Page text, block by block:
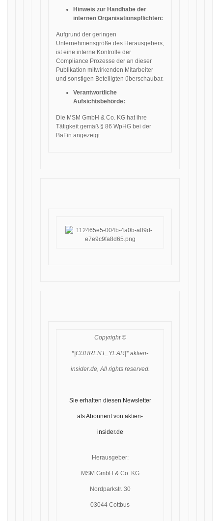
Hinweis zur Handhabe der
internen Organisationspflichten:
Aufgrund der geringen
Unternehmensgröße des Herausgebers,
ist eine interne Kontrolle der
Compliance Prozesse der an dieser
Publikation mitwirkenden Mitarbeiter
und sonstigen Beteiligten überschaubar.
Verantwortliche
Aufsichtsbehörde:
Die MSM GmbH & Co. KG hat ihre
Tätigkeit gemäß § 86 WpHG bei der
BaFin angezeigt
Copyright ©
*|CURRENT_YEAR|* aktien-
insider.de, All rights reserved.
Sie erhalten diesen Newsletter
als Abonnent von aktien-
insider.de
Herausgeber:
MSM GmbH & Co. KG
Nordparkstr. 30
03044 Cottbus